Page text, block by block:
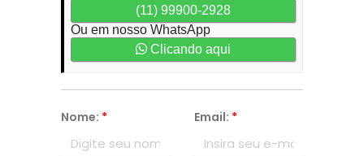
(11) 99900-2928
Ou em nosso WhatsApp
Clicando aqui
Nome: * Email: *